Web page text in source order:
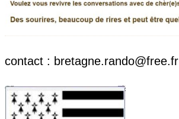
contact : bretagne.rando@free.fr